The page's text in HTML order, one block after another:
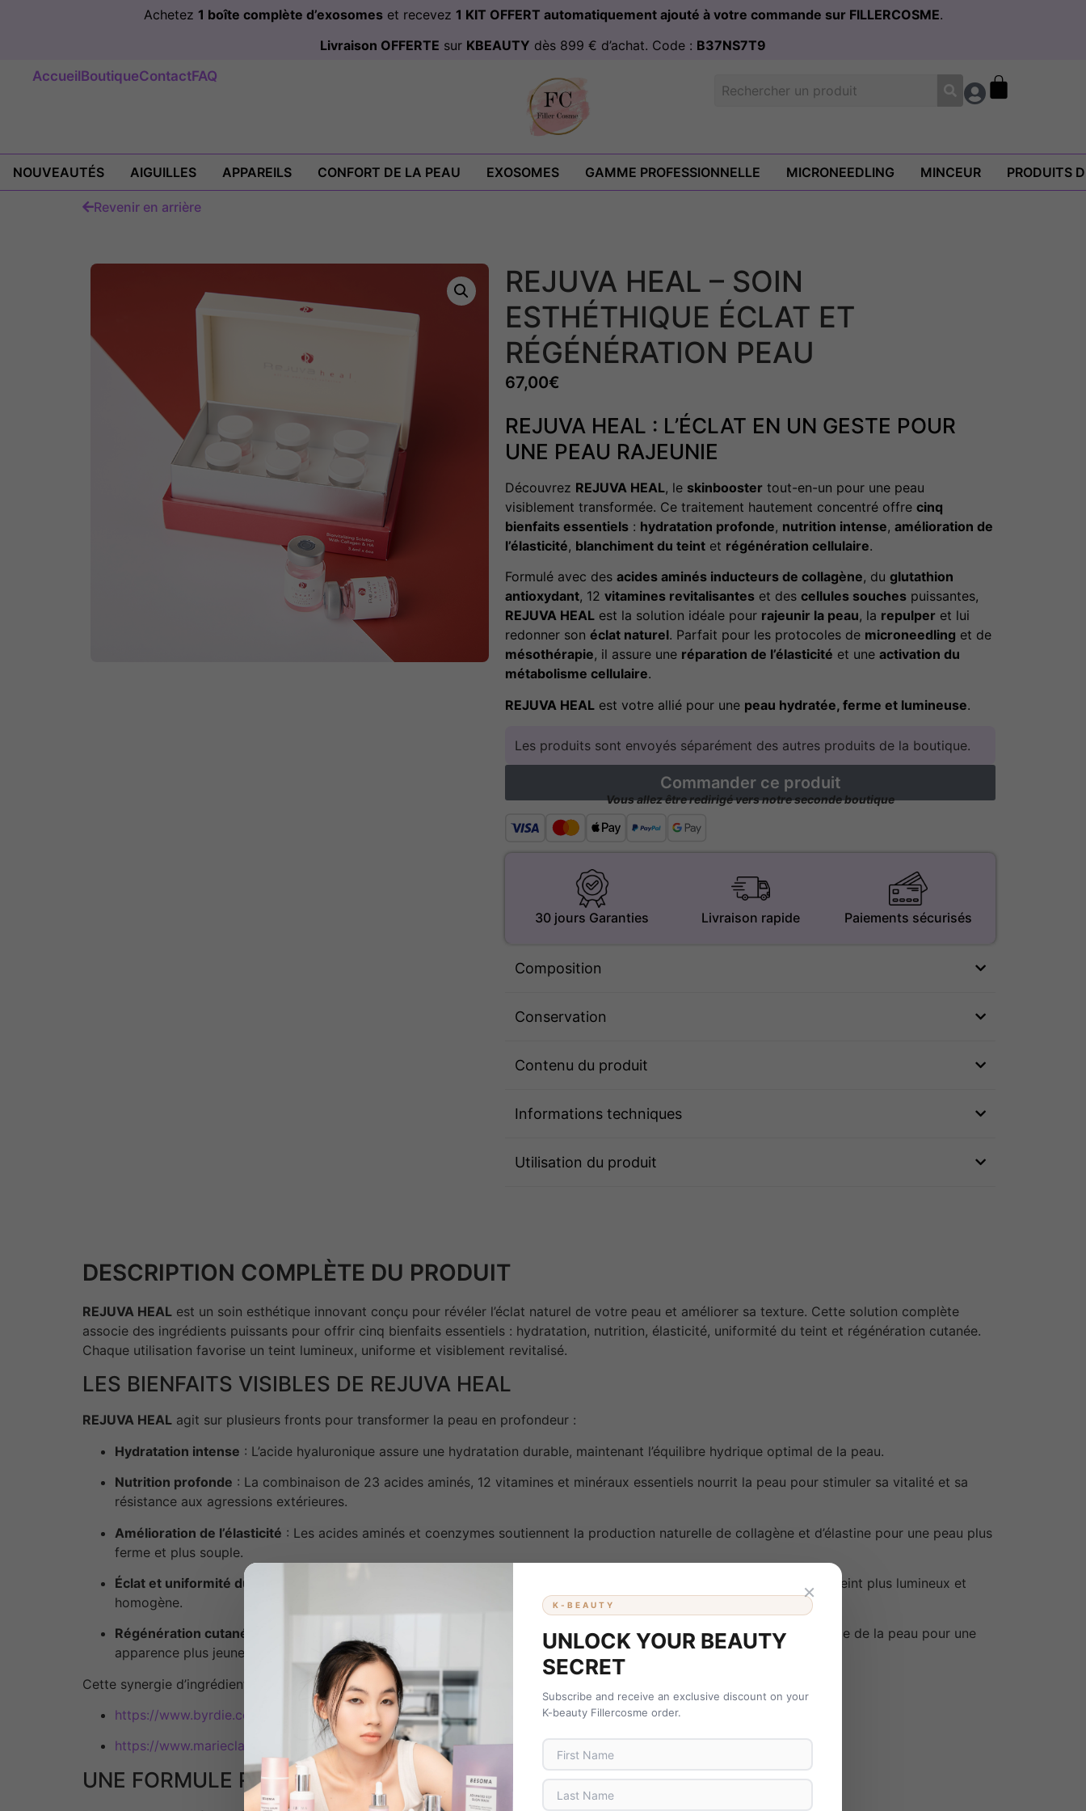
Achetez 1 boîte complète d’exosomeset recevez 1 KIT OFFERT automatiquement ajouté à votre commande sur FILLERCOSME.
Livraison OFFERTE sur KBEAUTY dès 899 € d’achat. Code : B37NS7T9
AccueilBoutiqueContactFAQ
NOUVEAUTÉS AIGUILLES APPAREILS CONFORT DE LA PEAU EXOSOMES GAMME PROFESSIONNELLE MICRONEEDLING MINCEUR PRODUITS
Revenir en arrière
REJUVA HEAL – SOIN
ESTHÉTHIQUE ÉCLAT ET
RÉGÉNÉRATION PEAU
67,00€
REJUVA HEAL : L’ÉCLAT EN UN GESTE POUR
UNE PEAU RAJEUNIE
Découvrez REJUVA HEAL, le skinbooster tout-en-un pour une peau
visiblement transformée. Ce traitement hautement concentré offre cinq
bienfaits essentiels : hydratation profonde, nutrition intense, amélioration de
l’élasticité, blanchiment du teint et régénération cellulaire.
Formulé avec des acides aminés inducteurs de collagène, du glutathion
antioxydant, 12 vitamines revitalisantes et des cellules souches puissantes,
REJUVA HEAL est la solution idéale pour rajeunir la peau, la repulper et lui
redonner son éclat naturel. Parfait pour les protocoles de microneedling et de
mésothérapie, il assure une réparation de l’élasticité et une activation du
métabolisme cellulaire.
REJUVA HEAL est votre allié pour une peau hydratée, ferme et lumineuse.
Les produits sont envoyés séparément des autres produits de la boutique.
Commander ce produit
Vous allez être redirigé vers notre seconde boutique
30 jours Garanties Livraison rapide Paiements sécurisés
Composition
Conservation
Contenu du produit
Informations techniques
Utilisation du produit
DESCRIPTION COMPLÈTE DU PRODUIT
REJUVA HEAL est un soin esthétique innovant conçu pour révéler l’éclat naturel de votre peau et améliorer sa texture. Cette solution complète
associe des ingrédients puissants pour offrir cinq bienfaits essentiels : hydratation, nutrition, élasticité, uniformité du teint et régénération cutanée.
Chaque utilisation favorise un teint lumineux, uniforme et visiblement revitalisé.
LES BIENFAITS VISIBLES DE REJUVA HEAL
REJUVA HEAL agit sur plusieurs fronts pour transformer la peau en profondeur :
Hydratation intense : L’acide hyaluronique assure une hydratation durable, maintenant l’équilibre hydrique optimal de la peau.
Nutrition profonde : La combinaison de 23 acides aminés, 12 vitamines et minéraux essentiels nourrit la peau pour stimuler sa vitalité et sa
résistance aux agressions extérieures.
Amélioration de l’élasticité : Les acides aminés et coenzymes soutiennent la production naturelle de collagène et d’élastine pour une peau plus
ferme et plus souple.
Éclat et uniformité du teint
: Le glutathion et les vitamines ciblent les zones ternes et l’hyperpigmentation, offrant un teint plus lumineux et
homogène.
Régénération cutanée
: Les cellules souches favorisent le renouvellement cellulaire et renforcent la barrière protectrice de la peau pour une
apparence plus jeune.
Cette synergie d’ingrédients transforme la peau, améliorant sa texture, sa fermeté et son confort au quotidien.
https://www.byrdie.com
https://www.marieclaire.co.uk/beauty
UNE FORMULE RICHE ET CIBLÉE
×
K-BEAUTY
UNLOCK YOUR BEAUTY
SECRET
Subscribe and receive an exclusive discount on your
K-beauty Fillercosme order.